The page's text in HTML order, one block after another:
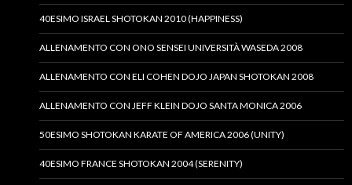
40ESIMO ISRAEL SHOTOKAN 2010 (HAPPINESS)
ALLENAMENTO CON ONO SENSEI UNIVERSITÀ WASEDA 2008
ALLENAMENTO CON ELI COHEN DOJO JAPAN SHOTOKAN 2008
ALLENAMENTO CON JEFF KLEIN DOJO SANTA MONICA 2006
50ESIMO SHOTOKAN KARATE OF AMERICA 2006 (UNITY)
40ESIMO FRANCE SHOTOKAN 2004 (SERENITY)